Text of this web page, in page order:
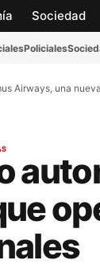
Sociedad
Policiales
Airways, una